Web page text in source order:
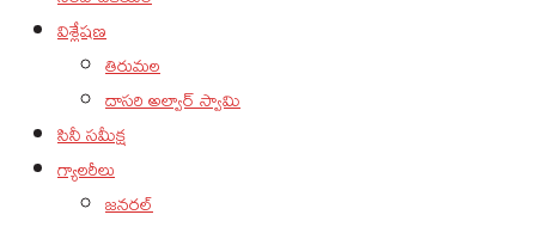
విశ్లేషణ
తిరుమల
దాసరి అల్వార్ స్వామి
సినీ సమీక్ష
గ్యాలరీలు
జనరల్